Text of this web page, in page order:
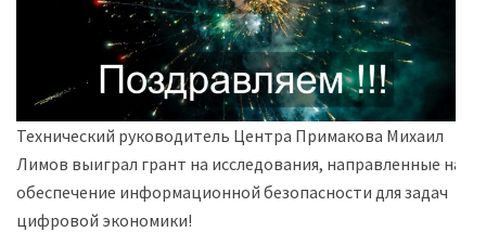
Технический руководитель Центра Примакова Михаил
Лимов выиграл грант на исследования, направленные на
обеспечение информационной безопасности для задач
цифровой экономики!